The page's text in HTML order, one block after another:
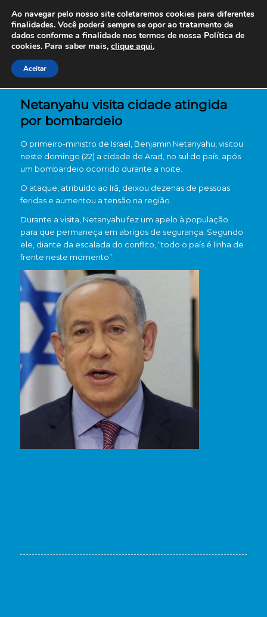
Netanyahu visita cidade atingida
por bombardeio
O primeiro-ministro de Israel Benjamin Netanyahu , visitou
neste domingo (22) a cidade de Arad , no sul do país, após
um bombardeio ocorrido durante a noite.
O ataque, atribuído ao Irã , deixou dezenas de pessoas
feridas e aumentou a tensão na região.
Durante a visita, Netanyahu fez um apelo à população
para que permaneça em abrigos de segurança. Segundo
ele, diante da escalada do conflito, “todo o país é linha de
frente neste momento”.
Ao navegar pelo nosso site coletaremos cookies para diferentes
finalidades. Você poderá sempre se opor ao tratamento de
dados conforme a finalidade nos termos de nossa Política de
cookies. Para saber mais, clique aqui.
Aceitar